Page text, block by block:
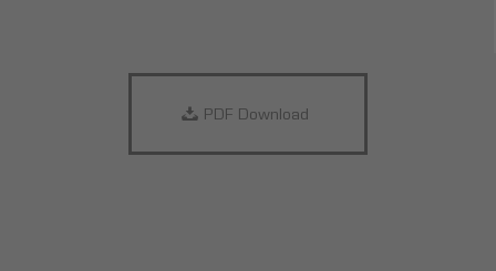
PDF Download